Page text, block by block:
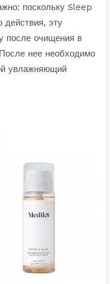
поскольку Sleep
действия, эту
после очищения в
нее необходимо
увлажняющий